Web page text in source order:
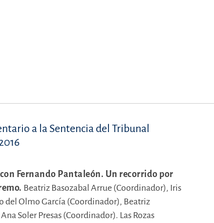
a la Sentencia del Tribunal
Fernando Pantaleón. Un recorrido por
Beatriz Basozabal Arrue (Coordinador), Iris
del Olmo García (Coordinador), Beatriz
Ana Soler Presas (Coordinador). Las Rozas